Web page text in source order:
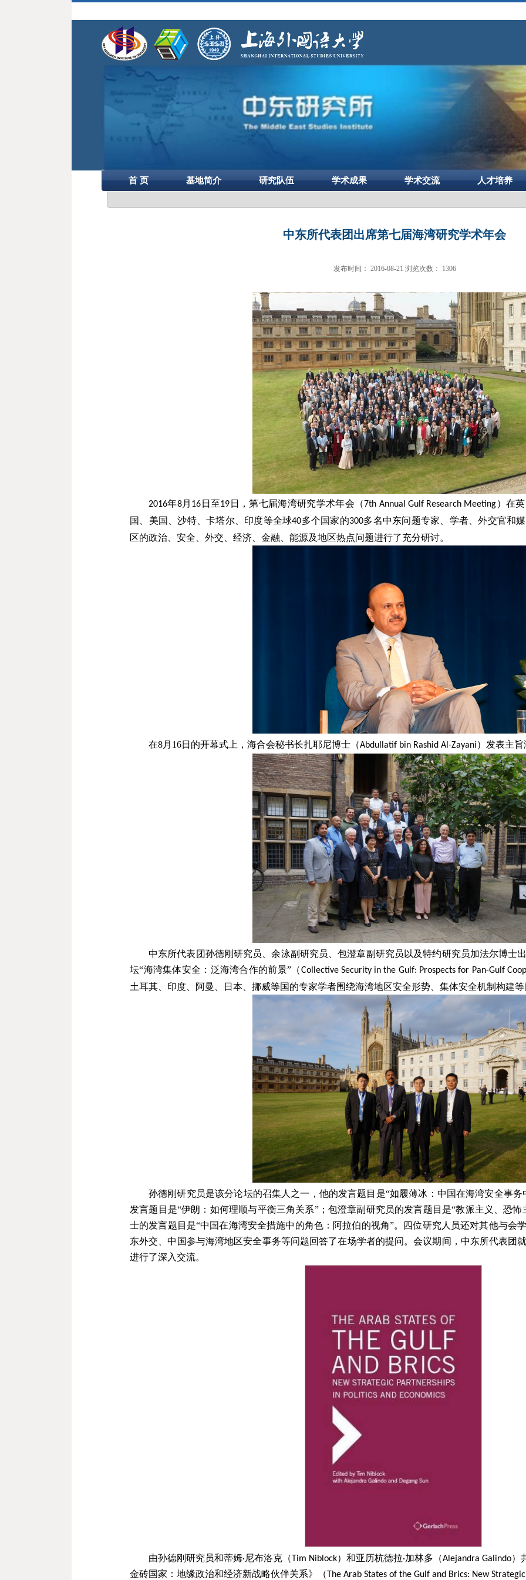
首 页 基地简介 研究队伍 学术成果 学术交流 人才培养
中东所代表团出席第七届海湾研究学术年会
发布时间： 2016-08-21 浏览次数： 1306
2016年8月 16 日至19 日，第七届海湾研究学术年会（ 7th Annual Gulf Research Meeting ）在
国、美国、沙特、卡塔尔、印度等全球40多个国家的300多名中东问题专家、学者、外交官和
区的政治、安全、外交、经济、金融、能源及地区热点问题进行了充分研讨。
在8月 16日的开幕式上，海合会秘书长扎耶尼博士（Abdullatif bin Rashid Al-Zayani）发表主
中东所代表团孙德刚研究员、余泳副研究员、包澄章副研究员以及特约研究员加法尔博士
坛“海湾集体安全：泛海湾合作的前景”（Collective Security in the Gulf: Prospects for Pan-Gulf
土耳其、印度、阿曼、日本、挪威等国的专家学者围绕海湾地区安全形势、集体安全机制构建
孙德刚研究员是该分论坛的召集人之一，他的发言题目是“如履薄冰：中国在海湾安全事务
发言题目是“伊朗：如何理顺与平衡三角关系”；包澄章副研究员的发言题目是“教派主义、恐
士的发言题目是“中国在海湾安全措施中的角色：阿拉伯的视角”。四位研究人员还对其他与会
东外交、中国参与海湾地区安全事务等问题回答了在场学者的提问。会议期间，中东所代表团
进行了深入交流。
由孙德刚研究员和蒂姆·尼布洛克（ Tim Niblock）和亚历杭德拉·加林多（Alejandra Galindo）
金砖国家：地缘政治和经济新战略伙伴关系》（ The Arab States of the Gulf and Brics: New